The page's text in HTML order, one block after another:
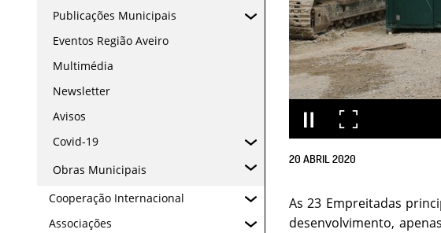
Publicações Municipais
Eventos Região Aveiro
Multimédia
Newsletter
Avisos
Covid-19
Obras Municipais
Cooperação Internacional
Associações
20 ABRIL 2020
As 23 Empreitadas
desenvolvimento,